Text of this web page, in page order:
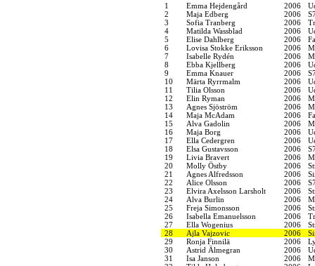
1 Emma Hejdengård 2006
2
Maja Edberg 2006
3
Sofia Tranberg 2006
4
Matilda Wassblad 2006
5
Elise Dahlberg 2006
6
Lovisa Stokke Eriksson 2006
7
Isabelle Rydén 2006
8
Ebba Kjellberg 2006
9
Emma Knauer 2006
10
Märta Ryrrmalm 2006
11
Tilia Olsson 2006
12
Elin Ryman 2006
13
Agnes Sjöström 2006
14
Maja McAdam 2006
15
Alva Gadolin 2006
16
Maja Borg 2006
17
Ella Cedergren 2006
18
Elsa Gustavsson 2006
19
Livia Bravert 2006
20
Molly Östby 2006
21
Agnes Alfredsson 2006
22
Alice Olsson 2006
23
Elvira Axelsson Larsholt 2006
24
Alva Burlin 2006
25
Freja Simonsson 2006
26
Isabella Emanuelsson 2006
27
Ella Wogenius 2006
28
Ajla Vajzovic 2006
29
Ronja Finnilä 2006
30
Astrid Älmegran 2006
31
Isa Janson 2006